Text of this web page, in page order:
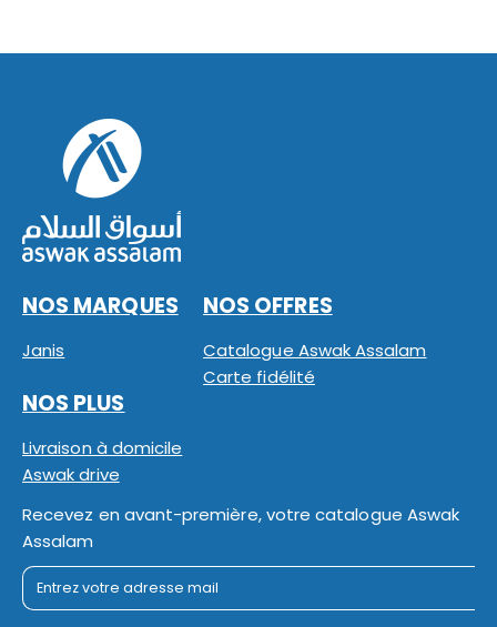
NOS MARQUES
Janis
NOS OFFRES
Catalogue Aswak Assalam
Carte fidélité
NOS PLUS
Livraison à domicile
Aswak drive
Recevez en avant-première, votre catalogue Aswak
Assalam